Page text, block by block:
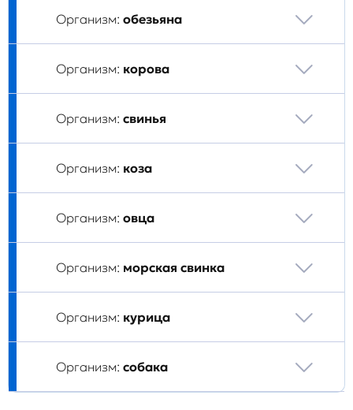
Организм: обезьяна
Организм: корова
Организм: свинья
Организм: коза
Организм: овца
Организм: морская свинка
Организм: курица
Организм: собака